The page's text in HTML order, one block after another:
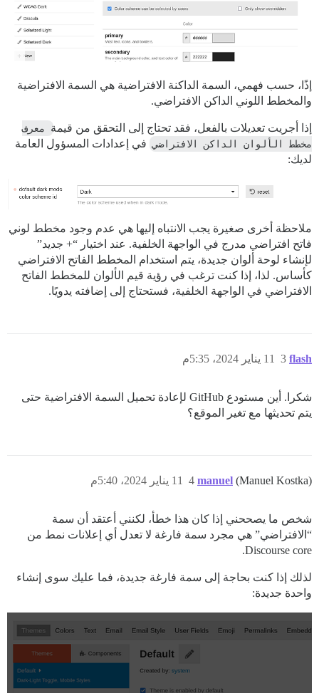
إذًا، حسب فهمي، السمة الداكنة الافتراضية هي السمة الافتراضية
والمخطط اللوني الداكن الافتراضي.
إذا أجريت تعديلات بالفعل، فقد تحتاج إلى التحقق من قيمة
معرف
مخطط الألوان الداكن الافتراضي في إعدادات المسؤول العامة
لديك:
ملاحظة أخرى صغيرة يجب الانتباه إليها هي عدم وجود مخطط لوني
فاتح افتراضي مدرج في الواجهة الخلفية. عند اختيار “+ جديد”
لإنشاء لوحة ألوان جديدة، يتم استخدام المخطط الفاتح الافتراضي
كأساس. لذا، إذا كنت ترغب في رؤية قيم الألوان للمخطط الفاتح
الافتراضي في الواجهة الخلفية، فستحتاج إلى إضافته يدويًا.
flash 11 يناير 2024، 5:35م 3
شكرا. أين مستودع GitHub لإعادة تحميل السمة الافتراضية حتى
يتم تحديثها مع تغير الموقع؟
manuel (Manuel Kostka) 11 يناير 2024، 5:40م 4
شخص ما يصححني إذا كان هذا خطأ، لكنني أعتقد أن سمة
“الافتراضي” هي مجرد سمة فارغة لا تعدل أي إعلانات نمط من
Discourse core.
لذلك إذا كنت بحاجة إلى سمة فارغة جديدة، فما عليك سوى إنشاء
واحدة جديدة: